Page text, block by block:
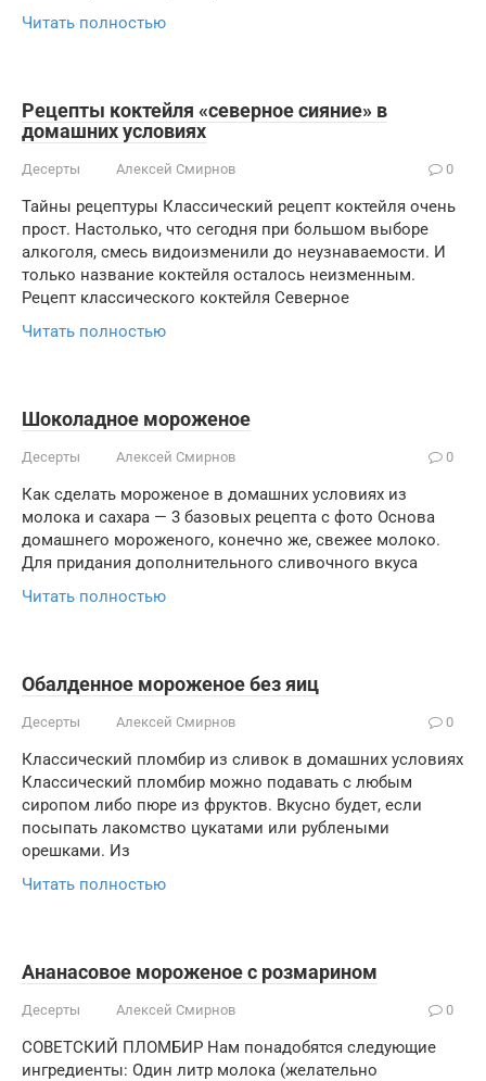
Читать полностью
Рецепты коктейля «северное сияние» в
домашних условиях
Десерты Алексей Смирнов 0
Тайны рецептуры Классический рецепт коктейля очень
прост. Настолько, что сегодня при большом выборе
алкоголя, смесь видоизменили до неузнаваемости. И
только название коктейля осталось неизменным.
Рецепт классического коктейля Северное
Читать полностью
Шоколадное мороженое
Десерты Алексей Смирнов 0
Как сделать мороженое в домашних условиях из
молока и сахара — 3 базовых рецепта с фото Основа
домашнего мороженого, конечно же, свежее молоко.
Для придания дополнительного сливочного вкуса
Читать полностью
Обалденное мороженое без яиц
Десерты Алексей Смирнов 0
Классический пломбир из сливок в домашних условиях
Классический пломбир можно подавать с любым
сиропом либо пюре из фруктов. Вкусно будет, если
посыпать лакомство цукатами или рублеными
орешками. Из
Читать полностью
Ананасовое мороженое с розмарином
Десерты Алексей Смирнов 0
СОВЕТСКИЙ ПЛОМБИР Нам понадобятся следующие
ингредиенты: Один литр молока (желательно